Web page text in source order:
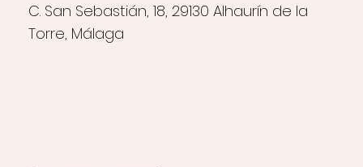
C. San Sebastián, 18, 29130 Alhaurín de la
Torre, Málaga